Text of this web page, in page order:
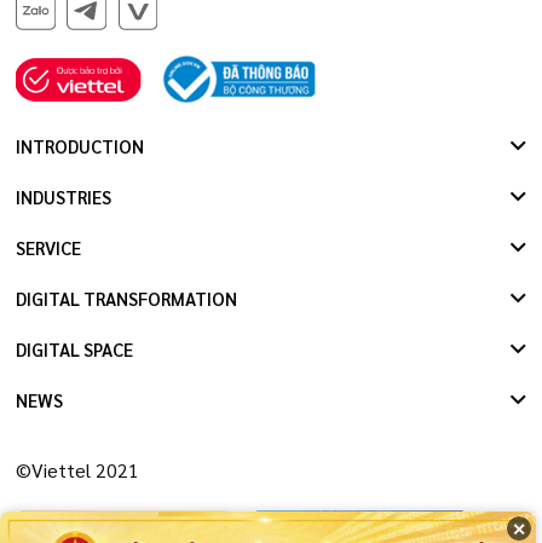
✕
INTRODUCTION
INDUSTRIES
SERVICE
DIGITAL TRANSFORMATION
DIGITAL SPACE
NEWS
©Viettel 2021